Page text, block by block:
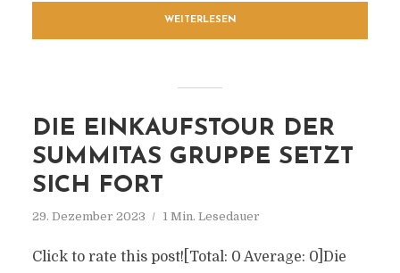
WEITERLESEN
DIE EINKAUFSTOUR DER
SUMMITAS GRUPPE SETZT
SICH FORT
29. Dezember 2023 1 Min. Lesedauer
Click to rate this post![Total: 0 Average: 0]Die